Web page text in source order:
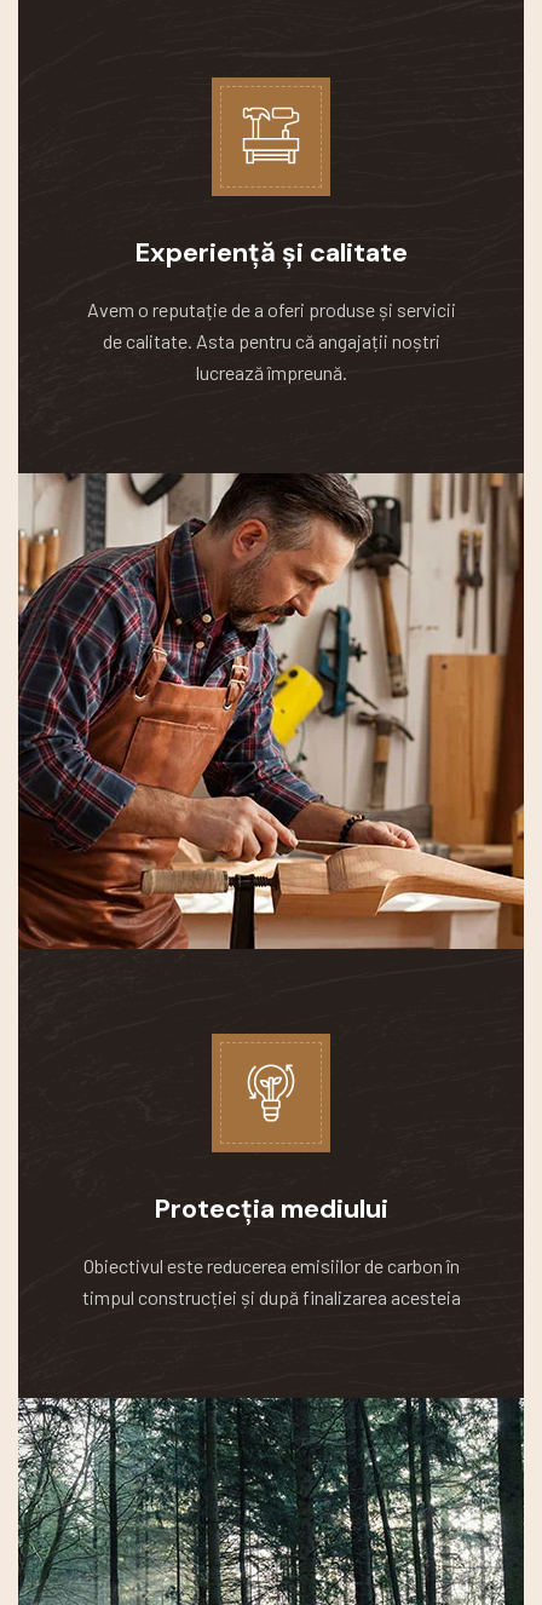
Experiență și calitate
Avem o reputație de a oferi produse și servicii
de calitate. Asta pentru că angajații noștri
lucrează împreună.
Protecția mediului
Obiectivul este reducerea emisiilor de carbon în
timpul construcției și după finalizarea acesteia